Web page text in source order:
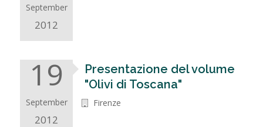
September
2012
19
September
2012
Presentazione del volume
"Olivi di Toscana"
Firenze